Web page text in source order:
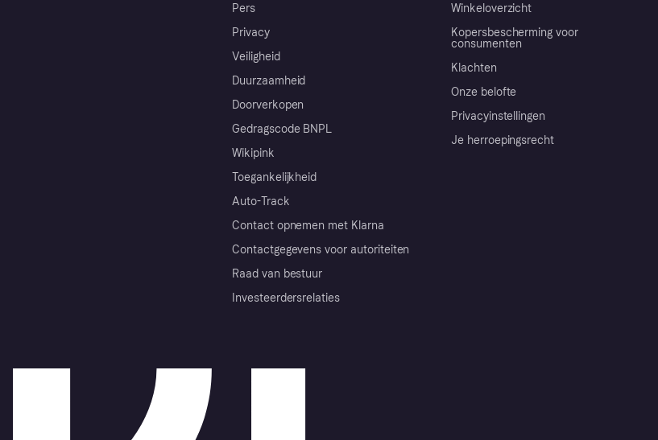
Pers
Privacy
Veiligheid
Duurzaamheid
Doorverkopen
Gedragscode BNPL
Wikipink
Toegankelijkheid
Auto-Track
Contact opnemen met Klarna
Contactgegevens voor autoriteiten
Raad van bestuur
Investeerdersrelaties
Winkeloverzicht
Kopersbescherming voor
consumenten
Klachten
Onze belofte
Privacyinstellingen
Je herroepingsrecht